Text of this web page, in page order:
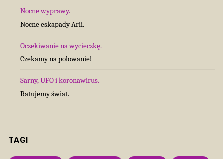
Nocne wyprawy.
Nocne eskapady Arii.
Oczekiwanie na wycieczkę.
Czekamy na polowanie!
Sarny, UFO i koronawirus.
Ratujemy świat.
TAGI